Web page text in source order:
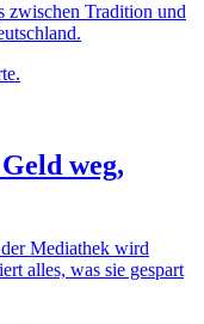
zwischen Tradition und
weg,
Mediathek wird
alles, was sie gespart